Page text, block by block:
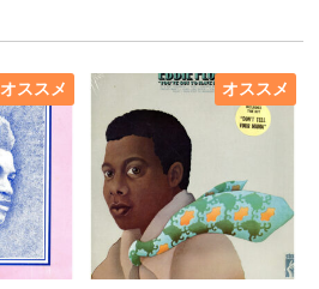
オススメ オススメ